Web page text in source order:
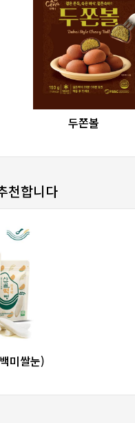
favorite_bordershare
두쫀볼
천합니다
미쌀눈)